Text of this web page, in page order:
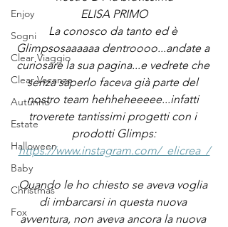
Enjoy
Sogni
Clear Viaggio
Clear Vacanze
Autunno
Estate
Halloween
Baby
Christmas
Fox
ELISA PRIMO
La conosco da tanto ed è
Glimpsosaaaaaa dentroooo...andate a
curiosare la sua pagina...e vedrete che
senza saperlo faceva già parte del
nostro team hehheheeeee...infatti
troverete tantissimi progetti con i
prodotti Glimps:
https://www.instagram.com/_elicrea_/
Quando le ho chiesto se aveva voglia
di imbarcarsi in questa nuova
avventura, non aveva ancora la nuova